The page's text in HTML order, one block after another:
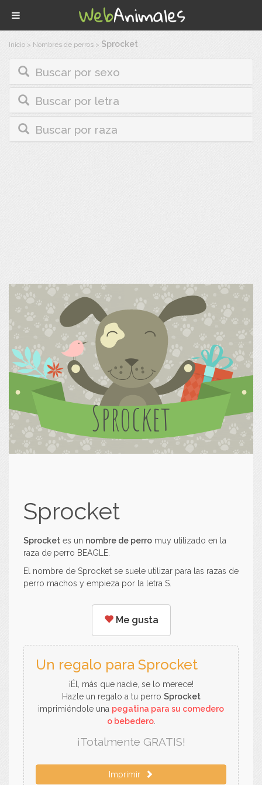
Inicio > Nombres de perros > Sprocket
Buscar por sexo
Buscar por letra
Buscar por raza
Sprocket
Sprocket
Sprocket es un nombre de perro muy utilizado en la
raza de perro BEAGLE.
El nombre de Sprocket se suele utilizar para las razas de
perro machos y empieza por la letra S.
Me gusta
Un regalo para Sprocket
¡Él, más que nadie, se lo merece!
Hazle un regalo a tu perro Sprocket
imprimiéndole una pegatina para su comedero
o bebedero.
¡Totalmente GRATIS!
Imprimir